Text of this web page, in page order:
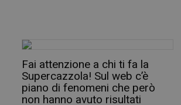
Fai attenzione a chi ti fa la
Supercazzola! Sul web c’è
piano di fenomeni che però
non hanno avuto risultati